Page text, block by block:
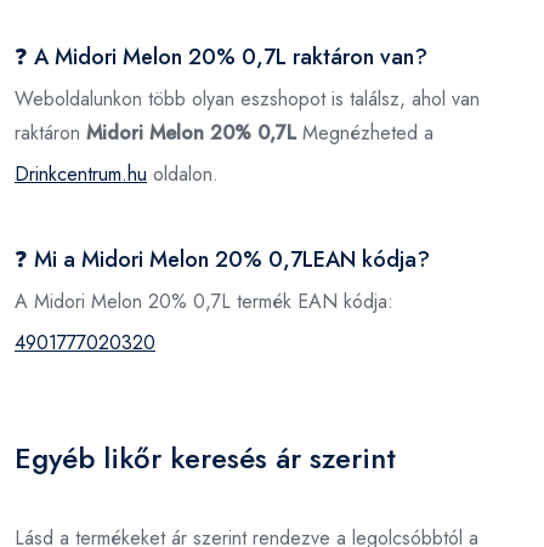
❓ A Midori Melon 20% 0,7L raktáron van?
Weboldalunkon több olyan eszshopot is találsz, ahol van
raktáron Midori Melon 20% 0,7LMegnézheted a
Drinkcentrum.hu oldalon.
❓ Mi a Midori Melon 20% 0,7LEAN kódja?
A Midori Melon 20% 0,7L termék EAN kódja:
4901777020320
Egyéb likőr keresés ár szerint
Lásd a termékeket ár szerint rendezve a legolcsóbbtól a